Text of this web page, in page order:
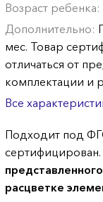
Возраст ребенка:
Дополнительно:
мес. Товар
отличаться от
комплектации и
Все
Подходит под
сертифицирован.
расцветке